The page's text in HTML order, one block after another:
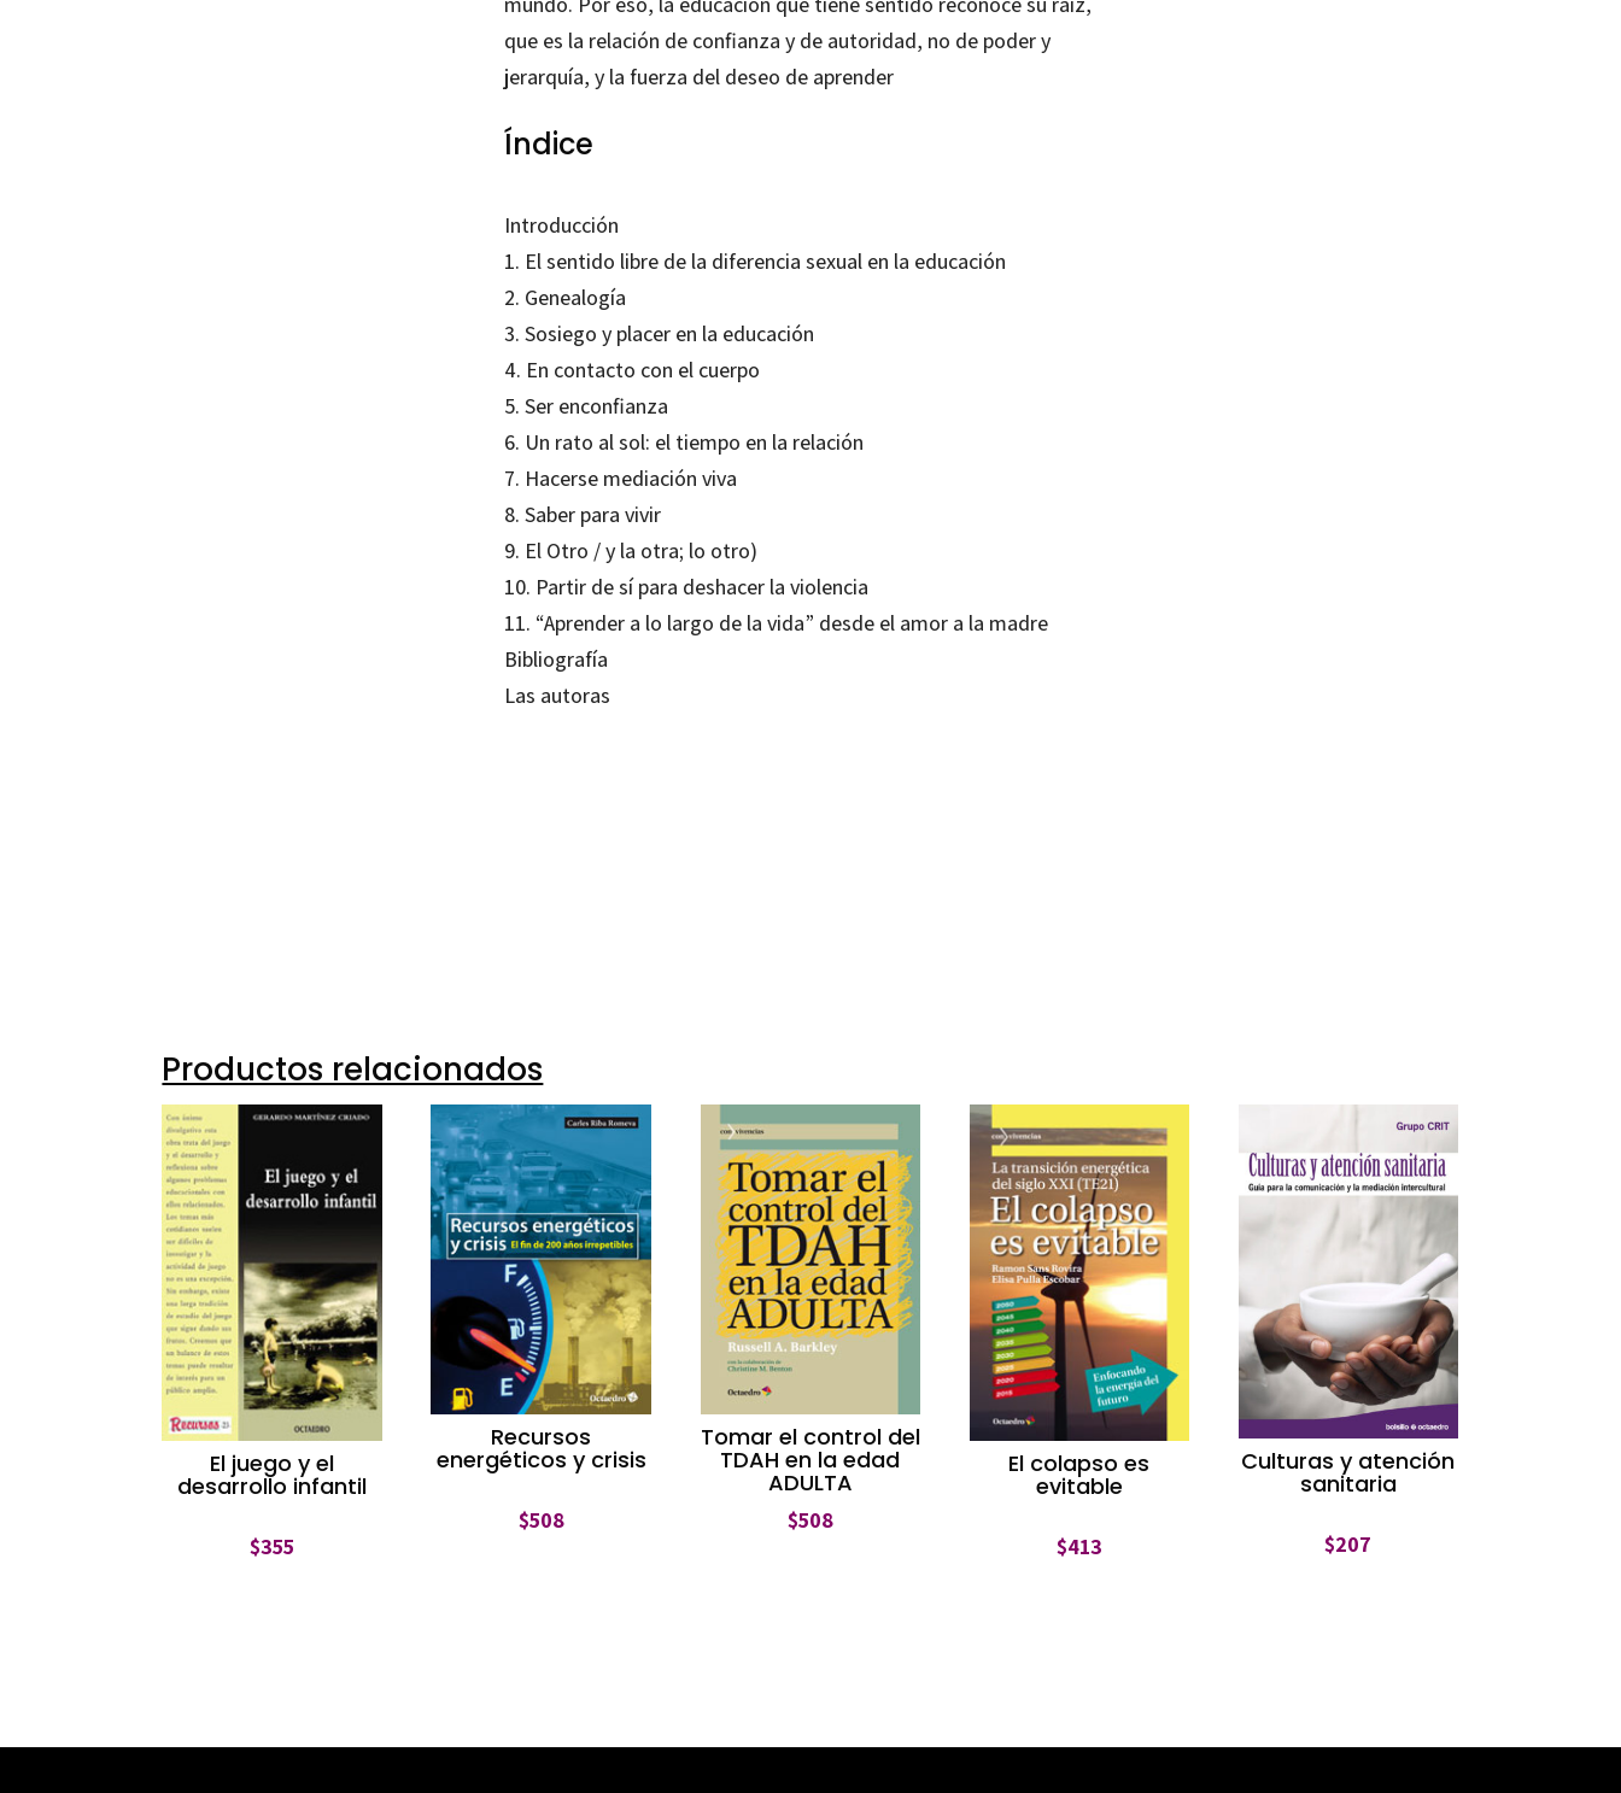
que es la relación de confianza y de autoridad, no de poder y
jerarquía, y la fuerza del deseo de aprender
Índice
Introducción
1. El sentido libre de la diferencia sexual en la educación
2. Genealogía
3. Sosiego y placer en la educación
4. En contacto con el cuerpo
5. Ser enconfianza
6. Un rato al sol: el tiempo en la relación
7. Hacerse mediación viva
8. Saber para vivir
9. El Otro / y la otra; lo otro)
10. Partir de sí para deshacer la violencia
11. “Aprender a lo largo de la vida” desde el amor a la madre
Bibliografía
Las autoras
Productos relacionados
El juego y el
desarrollo infantil
$355
Recursos
energéticos y crisis
$508
Tomar el control del
TDAH en la edad
ADULTA
$508
El colapso es
evitable
$413
Culturas y atención
sanitaria
$207